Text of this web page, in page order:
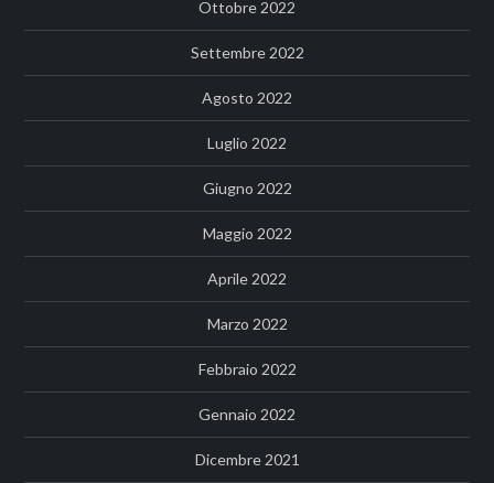
Ottobre 2022
Settembre 2022
Agosto 2022
Luglio 2022
Giugno 2022
Maggio 2022
Aprile 2022
Marzo 2022
Febbraio 2022
Gennaio 2022
Dicembre 2021